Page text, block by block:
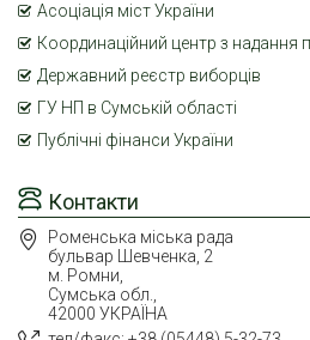
Контакти
Роменська міська рада
бульвар Шевченка, 2
м. Ромни,
Сумська обл.,
42000 УКРАЇНА
Асоціація міст України
Координаційний центр з надання
Державний реєстр виборців
ГУ НП в Сумській області
Публічні фінанси України